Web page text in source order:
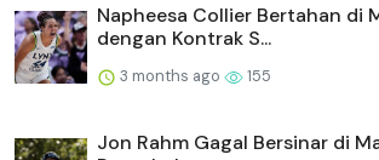
Napheesa Collier Bertahan di
dengan Kontrak S...
3 months ago 155
Jon Rahm Gagal Bersinar di